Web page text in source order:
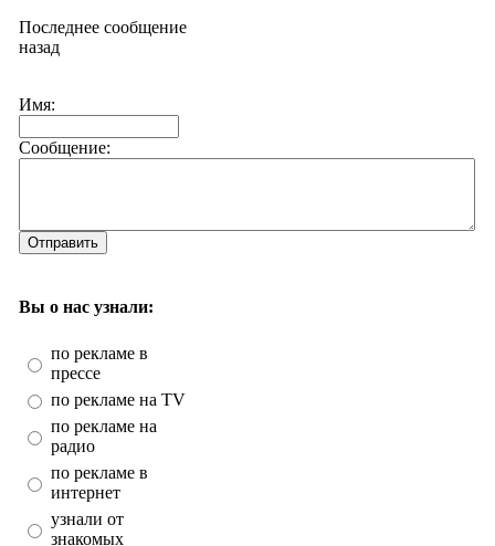
Последнее сообщение
назад
Имя:
Сообщение:
Отправить
Вы о нас узнали:
по рекламе в
прессе
по рекламе на TV
по рекламе на
радио
по рекламе в
интернет
узнали от
знакомых